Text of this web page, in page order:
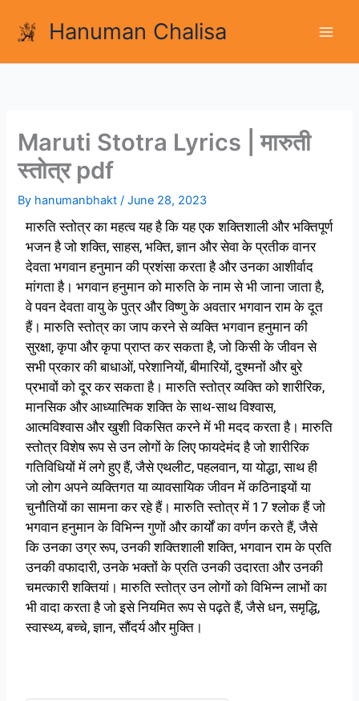
content
Hanuman Chalisa
Maruti Stotra Lyrics | मारुती
स्तोत्र pdf
By hanumanbhakt/June 28, 2023
मारुति स्तोत्र का महत्व यह है कि यह एक शक्तिशाली और भक्तिपूर्ण
भजन है जो शक्ति, साहस, भक्ति, ज्ञान और सेवा के प्रतीक वानर
देवता भगवान हनुमान की प्रशंसा करता है और उनका आशीर्वाद
मांगता है। भगवान हनुमान को मारुति के नाम से भी जाना जाता है,
वे पवन देवता वायु के पुत्र और विष्णु के अवतार भगवान राम के दूत
हैं। मारुति स्तोत्र का जाप करने से व्यक्ति भगवान हनुमान की
सुरक्षा, कृपा और कृपा प्राप्त कर सकता है, जो किसी के जीवन से
सभी प्रकार की बाधाओं, परेशानियों, बीमारियों, दुश्मनों और बुरे
प्रभावों को दूर कर सकता है। मारुति स्तोत्र व्यक्ति को शारीरिक,
मानसिक और आध्यात्मिक शक्ति के साथ-साथ विश्वास,
आत्मविश्वास और खुशी विकसित करने में भी मदद करता है। मारुति
स्तोत्र विशेष रूप से उन लोगों के लिए फायदेमंद है जो शारीरिक
गतिविधियों में लगे हुए हैं, जैसे एथलीट, पहलवान, या योद्धा, साथ ही
जो लोग अपने व्यक्तिगत या व्यावसायिक जीवन में कठिनाइयों या
चुनौतियों का सामना कर रहे हैं। मारुति स्तोत्र में 17 श्लोक हैं जो
भगवान हनुमान के विभिन्न गुणों और कार्यों का वर्णन करते हैं, जैसे
कि उनका उग्र रूप, उनकी शक्तिशाली शक्ति, भगवान राम के प्रति
उनकी वफादारी, उनके भक्तों के प्रति उनकी उदारता और उनकी
चमत्कारी शक्तियां। मारुति स्तोत्र उन लोगों को विभिन्न लाभों का
भी वादा करता है जो इसे नियमित रूप से पढ़ते हैं, जैसे धन, समृद्धि,
स्वास्थ्य, बच्चे, ज्ञान, सौंदर्य और मुक्ति।